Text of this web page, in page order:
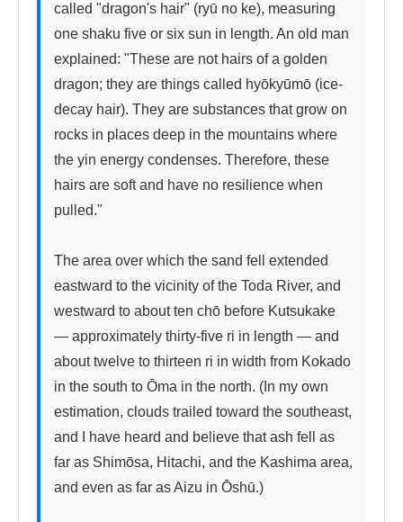
called "dragon's hair" (ryū no ke), measuring
one shaku five or six sun in length. An old man
explained: "These are not hairs of a golden
dragon; they are things called hyōkyūmō (ice-
decay hair). They are substances that grow on
rocks in places deep in the mountains where
the yin energy condenses. Therefore, these
hairs are soft and have no resilience when
pulled."
The area over which the sand fell extended
eastward to the vicinity of the Toda River, and
westward to about ten chō before Kutsukake
— approximately thirty-five ri in length — and
about twelve to thirteen ri in width from Kokado
in the south to Ōma in the north. (In my own
estimation, clouds trailed toward the southeast,
and I have heard and believe that ash fell as
far as Shimōsa, Hitachi, and the Kashima area,
and even as far as Aizu in Ōshū.)